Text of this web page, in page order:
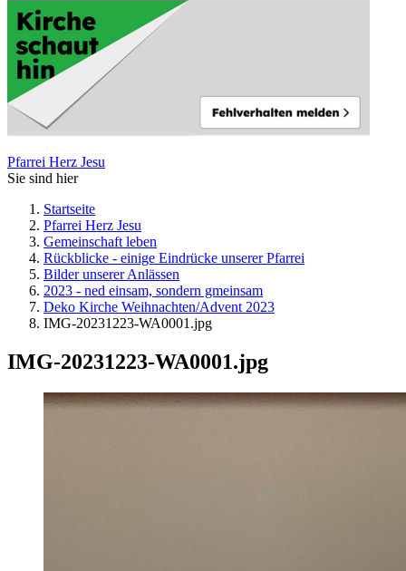
Pfarrei Herz Jesu
Sie sind hier
Startseite
Pfarrei Herz Jesu
Gemeinschaft leben
Rückblicke - einige Eindrücke unserer Pfarrei
Bilder unserer Anlässen
2023 - ned einsam, sondern gmeinsam
Deko Kirche Weihnachten/Advent 2023
IMG-20231223-WA0001.jpg
IMG-20231223-WA0001.jpg